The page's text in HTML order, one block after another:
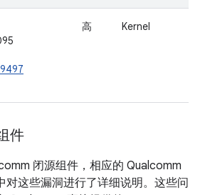
高 Kernel
件
闭源组件，相应的 Qualcomm
对这些漏洞进行了详细说明。这些问